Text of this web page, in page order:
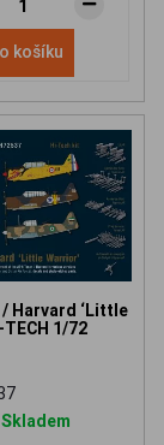
košíku
/ Harvard ‘Little
1/72
Skladem